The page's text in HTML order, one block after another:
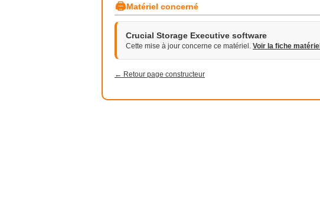
🖨Matériel concerné
Crucial Storage Executive software
Cette mise à jour concerne ce matériel. Voir la fiche matériel
← Retour page constructeur